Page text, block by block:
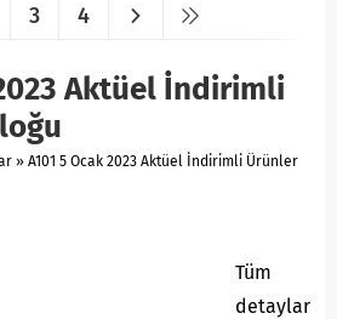
3 4
Aktüel İndirimli
» A101 5 Ocak 2023 Aktüel İndirimli Ürünler
Tüm
detaylar